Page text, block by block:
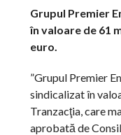
Grupul Premier
în valoare de 61
euro.
”Grupul Premier
sindicalizat în
Tranzacţia, care
aprobată de